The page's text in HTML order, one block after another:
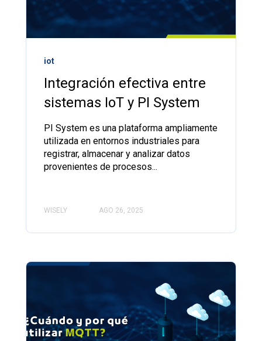
iot
Integración efectiva entre
sistemas IoT y PI System
PI System es una plataforma ampliamente
utilizada en entornos industriales para
registrar, almacenar y analizar datos
provenientes de procesos...
WISELY AGO 26, 2025